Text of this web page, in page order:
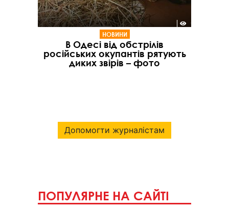
НОВИНИ
В Одесі від обстрілів
російських окупантів рятують
диких звірів – фото
Допомогти журналістам
ПОПУЛЯРНЕ НА САЙТІ